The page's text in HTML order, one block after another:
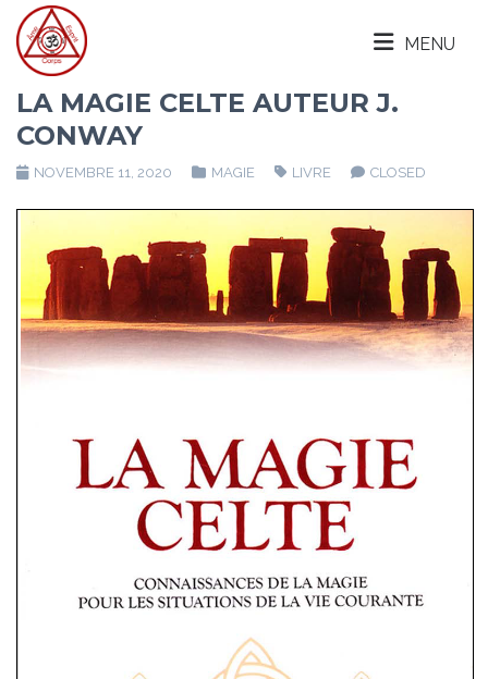
MENU
LA MAGIE CELTE AUTEUR J.
CONWAY
NOVEMBRE 11, 2020 MAGIE LIVRE CLOSED